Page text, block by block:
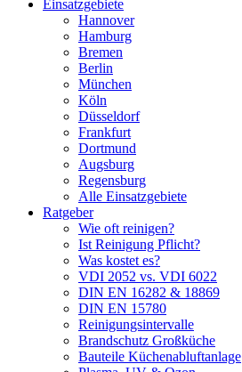
Einsatzgebiete
Hannover
Hamburg
Bremen
Berlin
München
Köln
Düsseldorf
Frankfurt
Dortmund
Augsburg
Regensburg
Alle Einsatzgebiete
Ratgeber
Wie oft reinigen?
Ist Reinigung Pflicht?
Was kostet es?
VDI 2052 vs. VDI 6022
DIN EN 16282 & 18869
DIN EN 15780
Reinigungsintervalle
Brandschutz Großküche
Bauteile Küchenabluftanlage